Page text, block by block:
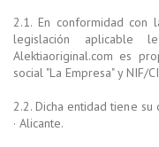
2.1. En conformidad
legislación aplicable
Alektiaoriginal.com es
social "La Empresa" y NIF/
2.2. Dicha entidad tiene
· Alicante.